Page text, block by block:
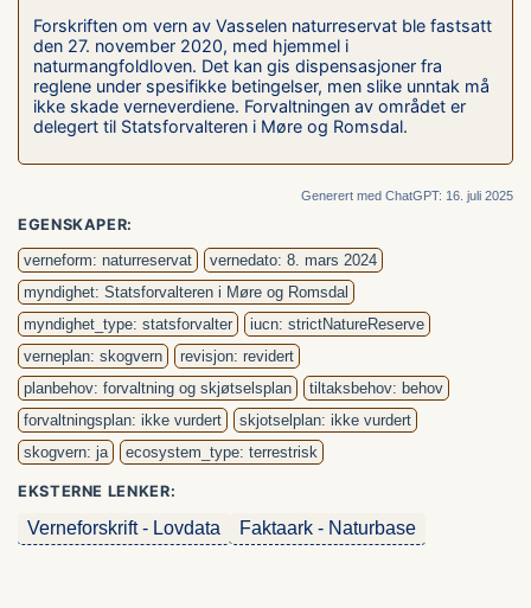
Forskriften om vern av Vasselen naturreservat ble fastsatt
den 27. november 2020, med hjemmel i
naturmangfoldloven. Det kan gis dispensasjoner fra
reglene under spesifikke betingelser, men slike unntak må
ikke skade verneverdiene. Forvaltningen av området er
delegert til Statsforvalteren i Møre og Romsdal.
Generert med ChatGPT: 16. juli 2025
EGENSKAPER:
verneform: naturreservat
vernedato: 8. mars 2024
myndighet: Statsforvalteren i Møre og Romsdal
myndighet_type: statsforvalter
iucn: strictNatureReserve
verneplan: skogvern
revisjon: revidert
planbehov: forvaltning og skjøtselsplan
tiltaksbehov: behov
forvaltningsplan: ikke vurdert
skjotselplan: ikke vurdert
skogvern: ja
ecosystem_type: terrestrisk
EKSTERNE LENKER:
Verneforskrift - Lovdata Faktaark - Naturbase